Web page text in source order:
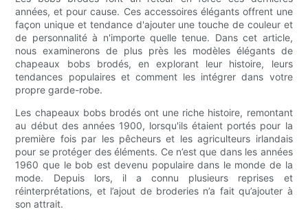
années, et pour cause. Ces accessoires élégants offrent une
façon unique et tendance d'ajouter une touche de couleur et
de personnalité à n'importe quelle tenue. Dans cet article,
nous examinerons de plus près les modèles élégants de
chapeaux bobs brodés, en explorant leur histoire, leurs
tendances populaires et comment les intégrer dans votre
propre garde-robe.
Les chapeaux bobs brodés ont une riche histoire, remontant
au début des années 1900, lorsqu'ils étaient portés pour la
première fois par les pêcheurs et les agriculteurs irlandais
pour se protéger des éléments. Ce n’est que dans les années
1960 que le bob est devenu populaire dans le monde de la
mode. Depuis lors, il a connu plusieurs reprises et
réinterprétations, et l’ajout de broderies n’a fait qu’ajouter à
son attrait.